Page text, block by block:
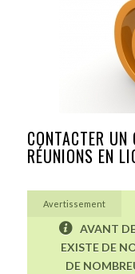
CONTACTER
RÉUNIONS EN
Avertissement
AVANT
EXISTE DE
DE